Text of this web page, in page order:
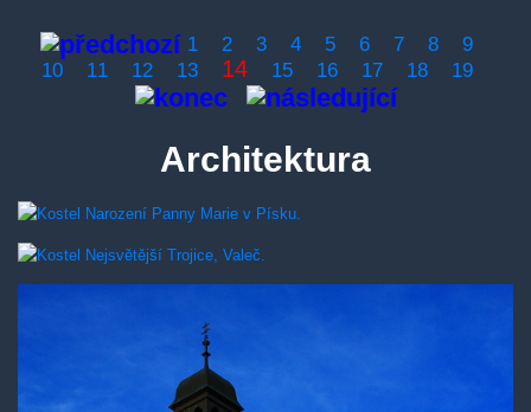
1 2 3 4 5 6 7 8
9
10
11 12 13 14 15 16 17 18 19
Architektura